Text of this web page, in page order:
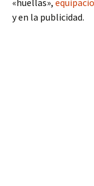
«huellas»,
y en la publicidad.